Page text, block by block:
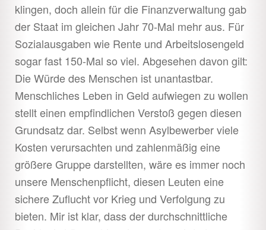
klingen, doch allein für die Finanzverwaltung gab
der Staat im gleichen Jahr 70-Mal mehr aus. Für
Sozialausgaben wie Rente und Arbeitslosengeld
sogar fast 150-Mal so viel. Abgesehen davon gilt:
Die Würde des Menschen ist unantastbar.
Menschliches Leben in Geld aufwiegen zu wollen
stellt einen empfindlichen Verstoß gegen diesen
Grundsatz dar. Selbst wenn Asylbewerber viele
Kosten verursachten und zahlenmäßig eine
größere Gruppe darstellten, wäre es immer noch
unsere Menschenpflicht, diesen Leuten eine
sichere Zuflucht vor Krieg und Verfolgung zu
bieten. Mir ist klar, dass der durchschnittliche